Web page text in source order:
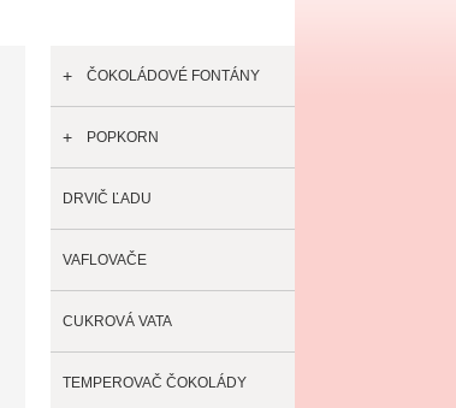
ČOKOLÁDOVÉ FONTÁNY
POPKORN
DRVIČ ĽADU
VAFLOVAČE
CUKROVÁ VATA
TEMPEROVAČ ČOKOLÁDY